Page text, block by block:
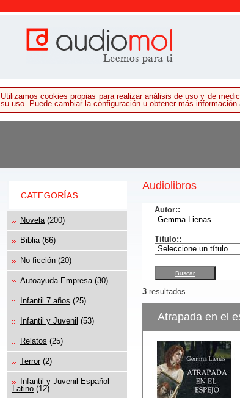
Utilizamos cookies propias para realizar análisis de uso y de
su uso. Puede cambiar la configuración u obtener más información
Novela (200)
Biblia (66)
No ficción (20)
Autoayuda-Empresa (30)
Infantil 7 años (25)
Infantil y Juvenil (53)
Relatos (25)
Terror (2)
Infantil y Juvenil Español
Latino(12)
Audiolibros
Autor::
Titulo::
3 resultados
Atrapada en el